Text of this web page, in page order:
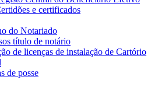
e certificados
do Notariado
título de notário
de licenças de instalação de Cartório
de posse